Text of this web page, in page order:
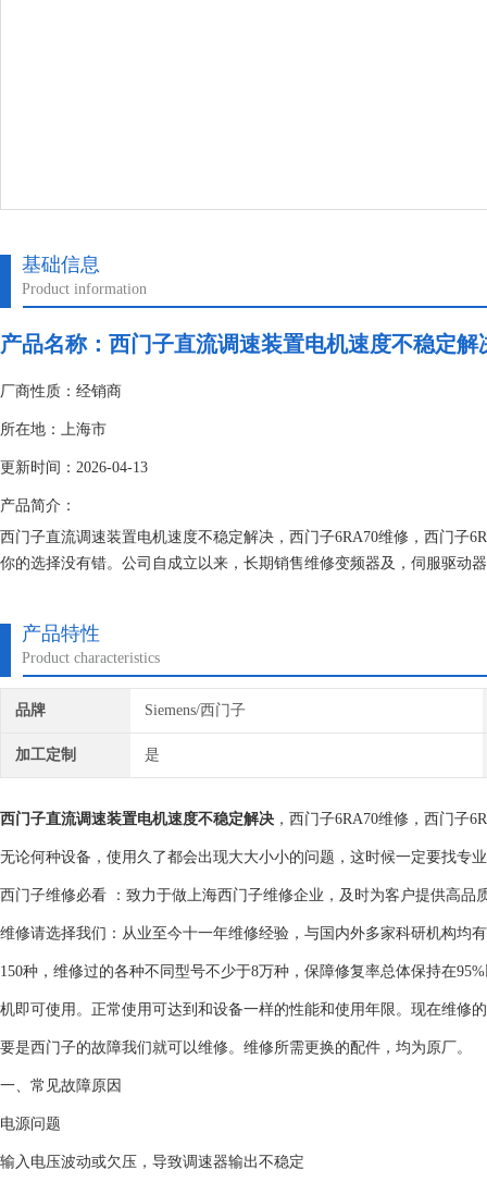
基础信息
Product information
产品名称： 西门子直流调速装置电机速度不稳定解
厂商性质：经销商
所在地：上海市
更新时间：2026-04-13
产品简介：
西门子直流调速装置电机速度不稳定解决，西门子6RA70维修，西门子
你的选择没有错。公司自成立以来，长期销售维修变频器及，伺服驱动
产品特性
Product characteristics
品牌 Siemens/西门子
加工定制 是
西门子直流调速装置电机速度不稳定解决 ，西门子6RA70维修，西门子
无论何种设备，使用久了都会出现大大小小的问题，这时候一定要找专
西门子维修必看 ：致力于做上海西门子维修企业，及时为客户提供高品
维修请选择我们：从业至今十一年维修经验，与国内外多家科研机构均
150种，维修过的各种不同型号不少于8万种，保障修复率总体保持在
机即可使用。正常使用可达到和设备一样的性能和使用年限。现在维修
要是西门子的故障我们就可以维修。维修所需更换的配件，均为原厂。
‌一、常见故障原因‌
‌电源问题‌
输入电压波动或欠压，导致调速器输出不稳定 ‌